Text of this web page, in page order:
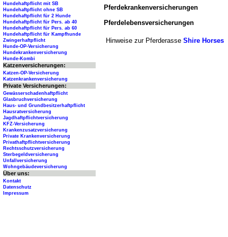
Pferdekrankenversicherungen
Pferdelebensversicherungen
Hinweise zur Pferderasse Shire Horses
Hundehaftpflicht mit SB
Hundehaftpflicht ohne SB
Hundehaftpflicht für 2 Hunde
Hundehaftpflicht für Pers. ab 40
Hundehaftpflicht für Pers. ab 60
Hundehaftpflicht für Kampfhunde
Zwingerhaftpflicht
Hunde-OP-Versicherung
Hundekrankenversicherung
Hunde-Kombi
Katzenversicherungen:
Katzen-OP-Versicherung
Katzenkrankenversicherung
Private Versicherungen:
Gewässerschadenhaftpflicht
Glasbruchversicherung
Haus- und Grundbesitzerhaftpflicht
Hausratversicherung
Jagdhaftpflichtversicherung
KFZ-Versicherung
Krankenzusatzversicherung
Private Krankenversicherung
Privathaftpflichtversicherung
Rechtsschutzversicherung
Sterbegeldversicherung
Unfallversicherung
Wohngebäudeversicherung
Über uns:
Kontakt
Datenschutz
Impressum